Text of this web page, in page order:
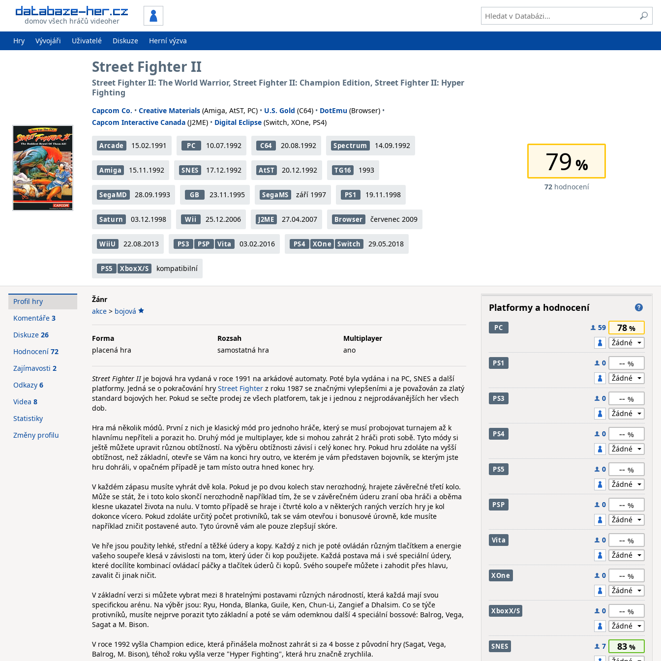
domov všech hráčů videoher
Hry Vývojáři Uživatelé Diskuze Herní výzva
Street Fighter II
Street Fighter II: The World Warrior, Street Fighter II: Champion Edition, Street Fighter II: Hyper
Fighting
Capcom Co. • Creative Materials (Amiga, AtST, PC) • U.S. Gold (C64) • DotEmu (Browser) •
Capcom Interactive Canada (J2ME) • Digital Eclipse (Switch, XOne, PS4)
Arcade 15.02.1991 PC 10.07.1992 C64 20.08.1992 Spectrum 14.09.1992
Amiga 15.11.1992 SNES 17.12.1992 AtST 20.12.1992 TG16 1993
SegaMD 28.09.1993 GB 23.11.1995 SegaMS září 1997 PS1 19.11.1998
Saturn 03.12.1998 Wii 25.12.2006 J2ME 27.04.2007 Browser červenec 2009
WiiU 22.08.2013 PS3 PSP Vita 03.02.2016 PS4 XOne Switch 29.05.2018
PS5 XboxX/S kompatibilní
79
72hodnocení
Žánr
akce > bojová
Forma
placená hra
Rozsah
samostatná hra
Multiplayer
ano
Street Fighter IIje bojová hra vydaná v roce 1991 na arkádové automaty. Poté byla vydána i na PC, SNES a další
platformy. Jedná se o pokračování hry Street Fighter z roku 1987 se značnými vylepšeními a je považován za zlatý
standard bojových her. Pokud se sečte prodej ze všech platforem, tak je i jednou z nejprodávanějších her všech
dob.
Hra má několik módů. První z nich je klasický mód pro jednoho hráče, který se musí probojovat turnajem až k
hlavnímu nepříteli a porazit ho. Druhý mód je multiplayer, kde si mohou zahrát 2 hráči proti sobě. Tyto módy si
ještě můžete upravit různou obtížností. Na výběru obtížnosti závisí i celý konec hry. Pokud hru zdoláte na vyšší
obtížnost, než základní, otevře se Vám na konci hry outro, ve kterém je vám představen bojovník, se kterým jste
hru dohráli, v opačném případě je tam místo outra hned konec hry.
V každém zápasu musíte vyhrát dvě kola. Pokud je po dvou kolech stav nerozhodný, hrajete závěrečné třetí kolo.
Může se stát, že i toto kolo skončí nerozhodně například tím, že se v závěrečném úderu zraní oba hráči a oběma
klesne ukazatel života na nulu. V tomto případě se hraje i čtvrté kolo a v některých raných verzích hry je kol
dokonce vícero. Pokud zdoláte určitý počet protivníků, tak se vám otevřou i bonusové úrovně, kde musíte
například zničit postavené auto. Tyto úrovně vám ale pouze zlepšují skóre.
Ve hře jsou použity lehké, střední a těžké údery a kopy. Každý z nich je poté ovládán různým tlačítkem a energie
vašeho soupeře klesá v závislosti na tom, který úder či kop použijete. Každá postava má i své speciální údery,
které docílíte kombinací ovládací páčky a tlačítek úderů či kopů. Svého soupeře můžete i zahodit přes hlavu,
zavalit či jinak ničit.
V základní verzi si můžete vybrat mezi 8 hratelnými postavami různých národností, která každá mají svou
specifickou arénu. Na výběr jsou: Ryu, Honda, Blanka, Guile, Ken, Chun-Li, Zangief a Dhalsim. Co se týče
protivníků, musíte nejprve porazit tyto základní a poté se vám odemknou další 4 speciální bossové: Balrog, Vega,
Sagat a M. Bison.
V roce 1992 vyšla Champion edice, která přinášela možnost zahrát si za 4 bosse z původní hry (Sagat, Vega,
Balrog, M. Bison), téhož roku vyšla verze "Hyper Fighting", která hru značně zrychlila.
Profil hry
Komentáře 3
Diskuze 26
Hodnocení 72
Zajímavosti 2
Odkazy 6
Videa 8
Statistiky
Změny profilu
Platformy a hodnocení
PC 59 78
PS1 0 --
PS3 0 --
PS4 0 --
PS5 0 --
PSP 0 --
Vita 0 --
XOne 0 --
XboxX/S 0 --
SNES 7 83